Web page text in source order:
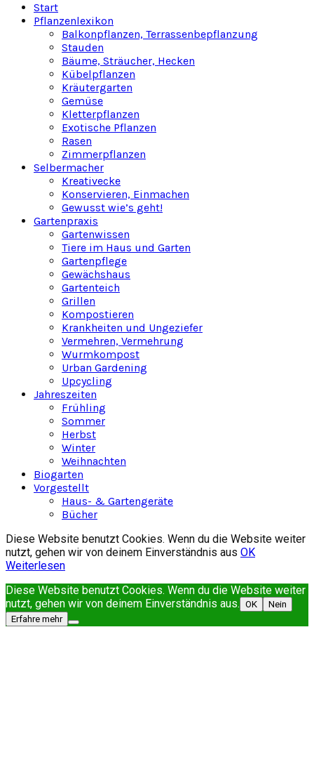
Start
Pflanzenlexikon
Balkonpflanzen, Terrassenbepflanzung
Stauden
Bäume, Sträucher, Hecken
Kübelpflanzen
Kräutergarten
Gemüse
Kletterpflanzen
Exotische Pflanzen
Rasen
Zimmerpflanzen
Selbermacher
Kreativecke
Konservieren, Einmachen
Gewusst wie’s geht!
Gartenpraxis
Gartenwissen
Tiere im Haus und Garten
Gartenpflege
Gewächshaus
Gartenteich
Grillen
Kompostieren
Krankheiten und Ungeziefer
Vermehren, Vermehrung
Wurmkompost
Urban Gardening
Upcycling
Jahreszeiten
Frühling
Sommer
Herbst
Winter
Weihnachten
Biogarten
Vorgestellt
Haus- & Gartengeräte
Bücher
Diese Website benutzt Cookies. Wenn du die Website weiter
nutzt, gehen wir von deinem Einverständnis aus OK
Weiterlesen
Diese Website benutzt Cookies. Wenn du die Website weiter
nutzt, gehen wir von deinem Einverständnis aus. OK
Nein
Erfahre mehr